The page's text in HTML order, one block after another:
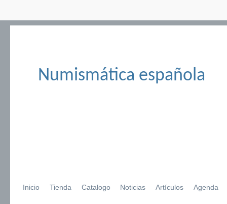
Numismática española
Inicio Tienda Catalogo Noticias Artículos Agenda